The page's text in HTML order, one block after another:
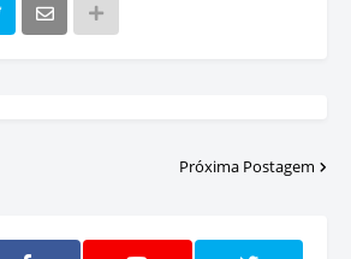
Próxima Postagem